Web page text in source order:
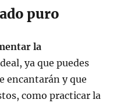
puro
la
ya que puedes
encantarán y que
como practicar la